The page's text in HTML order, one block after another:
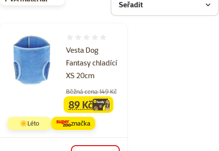
Seřadit
Vesta Dog
Fantasy chladící
XS 20cm
Běžná cena 149 Kč
familycena
89 Kč
☀️Léto značka